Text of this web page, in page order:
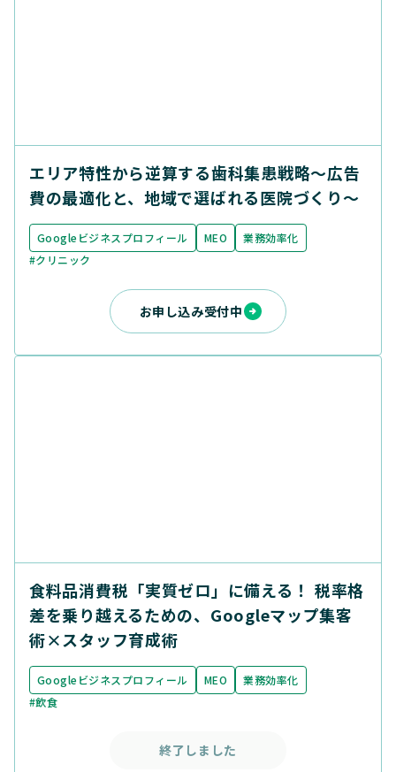
エリア特性から逆算する歯科集患戦略〜広告
費の最適化と、地域で選ばれる医院づくり〜
Googleビジネスプロフィール MEO
業務効率化
#クリニック
お申し込み受付中
食料品消費税「実質ゼロ」に備える！ 税率格
差を乗り越えるための、Googleマップ集客
術×スタッフ育成術
Googleビジネスプロフィール MEO
業務効率化
#飲食
終了しました